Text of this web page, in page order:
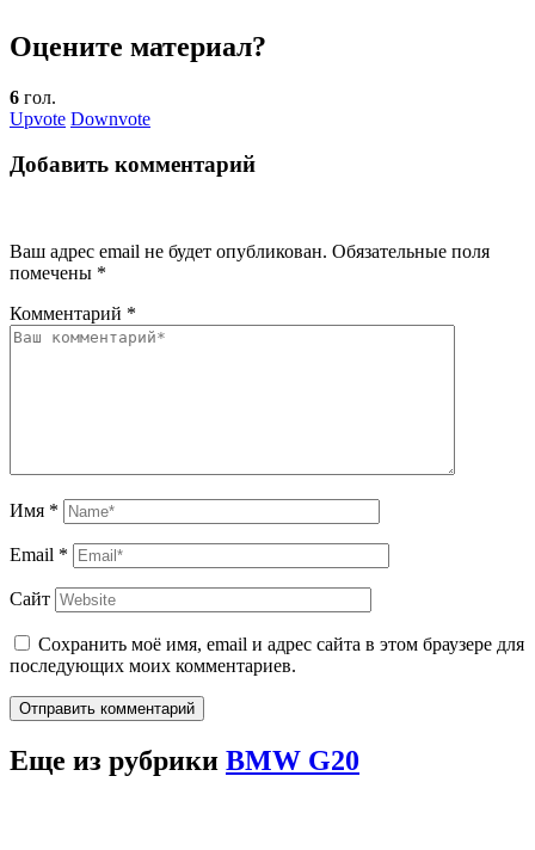
Оцените материал?
6 гол.
Upvote Downvote
Добавить комментарий
Ваш адрес email не будет опубликован. Обязательные поля
помечены *
Комментарий *
Имя *
Email *
Сайт
Сохранить моё имя, email и адрес сайта в этом браузере для
последующих моих комментариев.
Отправить комментарий
Еще из рубрики BMW G20